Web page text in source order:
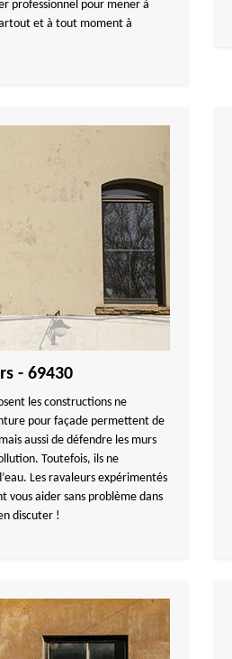
professionnel pour mener à
et à tout moment à
- 69430
les constructions ne
pour façade permettent de
aussi de défendre les murs
Toutefois, ils ne
Les ravaleurs expérimentés
vous aider sans problème dans
discuter !